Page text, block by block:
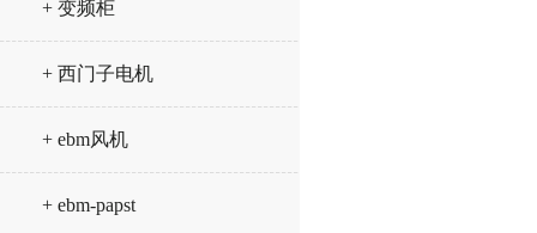
+ 变频柜
+ 西门子电机
+ ebm风机
+ ebm-papst